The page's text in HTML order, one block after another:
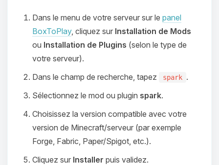
Dans le menu de votre serveur sur le panel
BoxToPlay, cliquez sur Installation de Mods
ou Installation de Plugins (selon le type de
votre serveur).
Dans le champ de recherche, tapez
spark .
Sélectionnez le mod ou plugin spark.
Choisissez la version compatible avec votre
version de Minecraft/serveur (par exemple
Forge, Fabric, Paper/Spigot, etc.).
Cliquez sur Installer puis validez.